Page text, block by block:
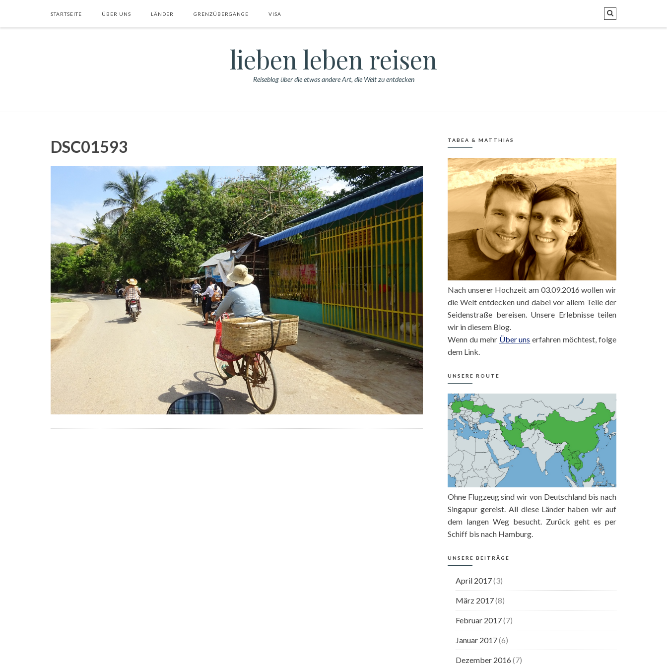
STARTSEITE ÜBER UNS LÄNDER GRENZÜBERGÄNGE VISA
lieben leben reisen
Reiseblog über die etwas andere Art, die Welt zu entdecken
DSC01593 TABEA & MATTHIAS
Nach unserer Hochzeit am 03.09.2016 wollen wir
die Welt entdecken und dabei vor allem Teile der
Seidenstraße bereisen. Unsere Erlebnisse teilen
wir in diesem Blog.
Wenn du mehr Über uns erfahren möchtest, folge
dem Link.
UNSERE ROUTE
Ohne Flugzeug sind wir von Deutschland bis nach
Singapur gereist. All diese Länder haben wir auf
dem langen Weg besucht. Zurück geht es per
Schiff bis nach Hamburg.
UNSERE BEITRÄGE
April 2017(3)
März 2017(8)
Februar 2017(7)
Januar 2017(6)
Dezember 2016 (7)